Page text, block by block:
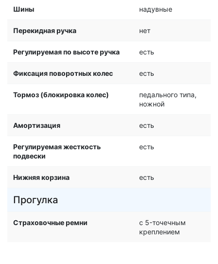
Шины надувные
Перекидная ручка нет
Регулируемая по высоте ручка есть
Фиксация поворотных колес есть
Тормоз (блокировка колес)
педального типа,
ножной
Амортизация есть
Регулируемая жесткость
подвески
есть
Нижняя корзина есть
Прогулка
Страховочные ремни
c 5-точечным
креплением